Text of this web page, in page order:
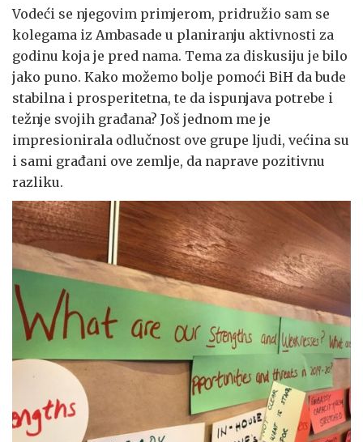
Vodeći se njegovim primjerom, pridružio sam se
kolegama iz Ambasade u planiranju aktivnosti za
godinu koja je pred nama. Tema za diskusiju je bilo
jako puno. Kako možemo bolje pomoći BiH da bude
stabilna i prosperitetna, te da ispunjava potrebe i
težnje svojih građana? Još jednom me je
impresionirala odlučnost ove grupe ljudi, većina su
i sami građani ove zemlje, da naprave pozitivnu
razliku.